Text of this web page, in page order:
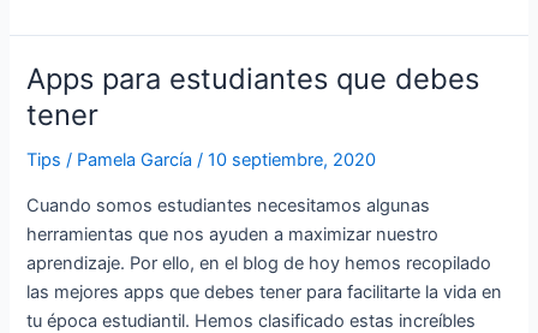
Apps para estudiantes que debes
tener
Tips / Pamela García/10 septiembre, 2020
Cuando somos estudiantes necesitamos algunas
herramientas que nos ayuden a maximizar nuestro
aprendizaje. Por ello, en el blog de hoy hemos recopilado
las mejores apps que debes tener para facilitarte la vida en
tu época estudiantil. Hemos clasificado estas increíbles
Apps
para
estudiantes
que
tener